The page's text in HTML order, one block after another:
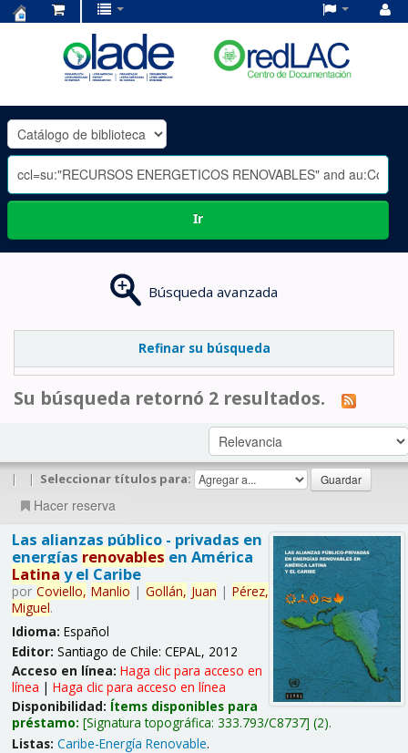
OLADE
-
Ir
Búsqueda avanzada
Refinar su búsqueda
Su búsqueda retornó 2 resultados.
| | Seleccionar títulos para:
Hacer reserva
Las alianzas público - privadas en
energías renovables en América
Latina y el Caribe
por Coviello, Manlio | Gollán, Juan | Pérez,
Miguel.
Idioma: Español
Editor: Santiago de Chile: CEPAL, 2012
Acceso en línea: Haga clic para acceso en
línea | Haga clic para acceso en línea
Disponibilidad: Ítems disponibles para
préstamo: Signatura topográfica: 333.793/C8737 (2).
Listas: Caribe-Energía Renovable.